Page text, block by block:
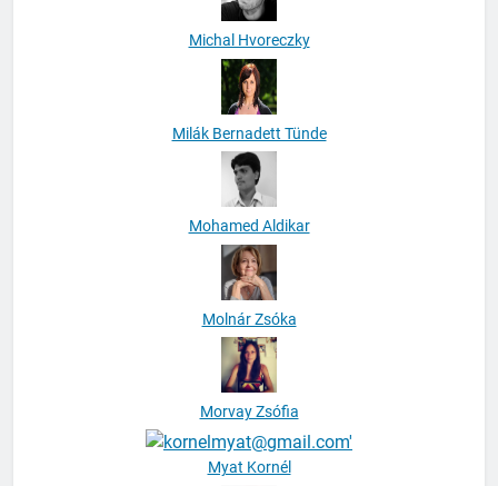
Michal Hvoreczky
Milák Bernadett Tünde
Mohamed Aldikar
Molnár Zsóka
Morvay Zsófia
Myat Kornél